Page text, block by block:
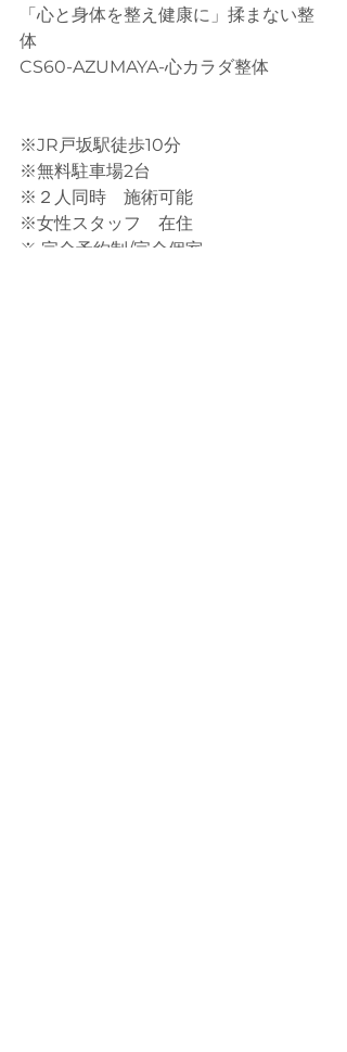
「心と身体を整え健康に」揉まない整
体
CS60-AZUMAYA-心カラダ整体
※JR戸坂駅徒歩10分
※無料駐車場2台
※２人同時　施術可能
※女性スタッフ　在住
※ 完全予約制/完全個室